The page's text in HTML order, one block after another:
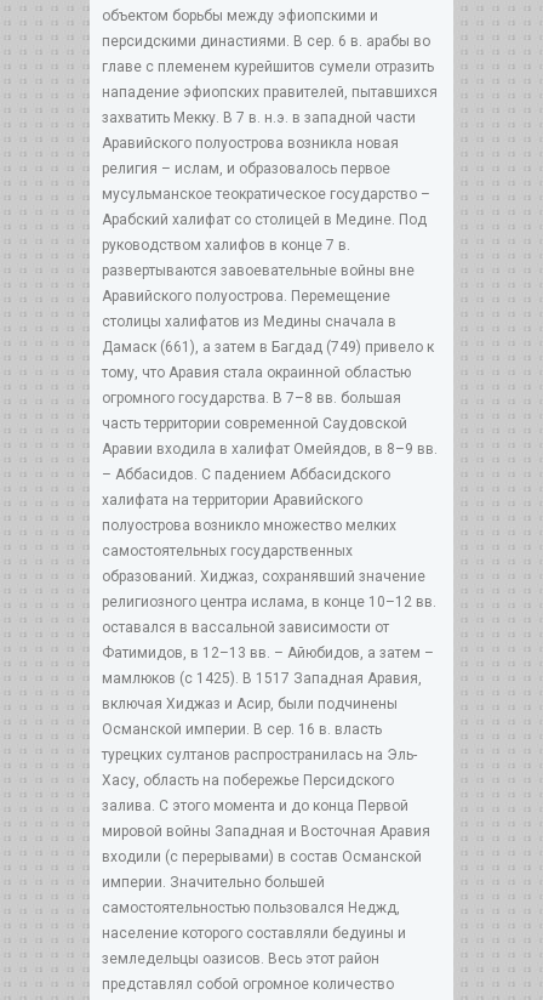
объектом борьбы между эфиопскими и
персидскими династиями. В сер. 6 в. арабы во
главе с племенем курейшитов сумели отразить
нападение эфиопских правителей, пытавшихся
захватить Мекку. В 7 в. н.э. в западной части
Аравийского полуострова возникла новая
религия – ислам, и образовалось первое
мусульманское теократическое государство –
Арабский халифат со столицей в Медине. Под
руководством халифов в конце 7 в.
развертываются завоевательные войны вне
Аравийского полуострова. Перемещение
столицы халифатов из Медины сначала в
Дамаск (661), а затем в Багдад (749) привело к
тому, что Аравия стала окраинной областью
огромного государства. В 7–8 вв. большая
часть территории современной Саудовской
Аравии входила в халифат Омейядов, в 8–9 вв.
– Аббасидов. С падением Аббасидского
халифата на территории Аравийского
полуострова возникло множество мелких
самостоятельных государственных
образований. Хиджаз, сохранявший значение
религиозного центра ислама, в конце 10–12 вв.
оставался в вассальной зависимости от
Фатимидов, в 12–13 вв. – Айюбидов, а затем –
мамлюков (с 1425). В 1517 Западная Аравия,
включая Хиджаз и Асир, были подчинены
Османской империи. В сер. 16 в. власть
турецких султанов распространилась на Эль-
Хасу, область на побережье Персидского
залива. С этого момента и до конца Первой
мировой войны Западная и Восточная Аравия
входили (с перерывами) в состав Османской
империи. Значительно большей
самостоятельностью пользовался Неджд,
население которого составляли бедуины и
земледельцы оазисов. Весь этот район
представлял собой огромное количество